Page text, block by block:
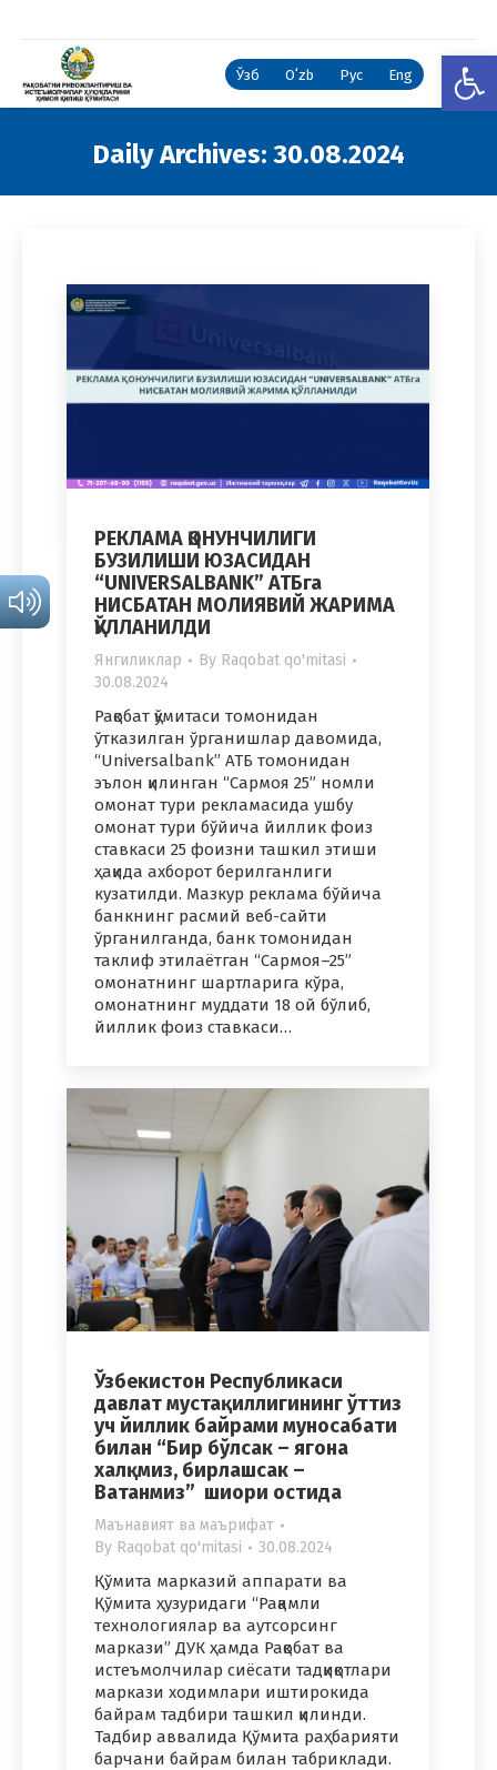
Ўзб Oʻzb Рус Eng
Daily Archives:30.08.2024
РЕКЛАМА ҚОНУНЧИЛИГИ
БУЗИЛИШИ ЮЗАСИДАН
“UNIVERSALBANK” АТБга
НИСБАТАН МОЛИЯВИЙ ЖАРИМА
ҚЎЛЛАНИЛДИ
Янгиликлар By Raqobat qo'mitasi
30.08.2024
Рақобат қўмитаси томонидан
ўтказилган ўрганишлар давомида,
“Universalbank” АТБ томонидан
эълон қилинган “Сармоя 25” номли
омонат тури рекламасида ушбу
омонат тури бўйича йиллик фоиз
ставкаси 25 фоизни ташкил этиши
ҳақида ахборот берилганлиги
кузатилди. Мазкур реклама бўйича
банкнинг расмий веб-сайти
ўрганилганда, банк томонидан
таклиф этилаётган “Сармоя–25”
омонатнинг шартларига кўра,
омонатнинг муддати 18 ой бўлиб,
йиллик фоиз ставкаси…
Ўзбекистон Республикаси
давлат мустақиллигининг ўттиз
уч йиллик байрами муносабати
билан “Бир бўлсак – ягона
халқмиз, бирлашсак –
Ватанмиз” шиори остида
Маънавият ва маърифат
By Raqobat qo'mitasi 30.08.2024
Қўмита марказий аппарати ва
Қўмита ҳузуридаги “Рақамли
технологиялар ва аутсорсинг
маркази” ДУК ҳамда Рақобат ва
истеъмолчилар сиёсати тадқиқотлари
маркази ходимлари иштирокида
байрам тадбири ташкил қилинди.
Тадбир аввалида Қўмита раҳбарияти
барчани байрам билан табриклади.